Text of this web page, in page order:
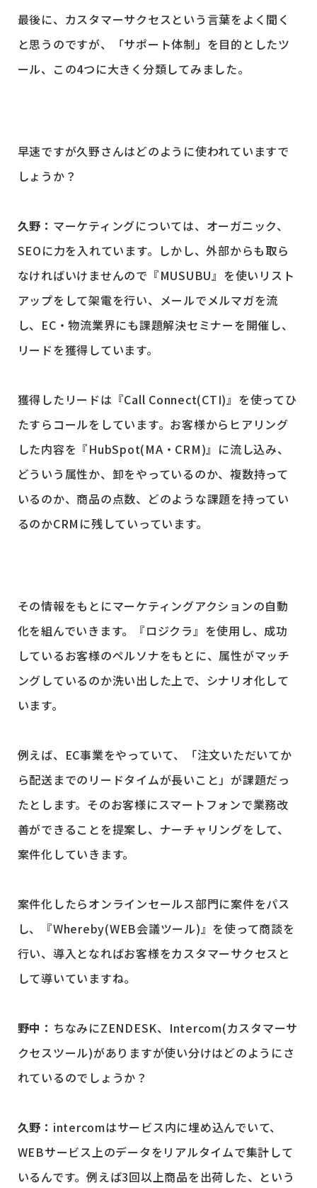
最後に、カスタマーサクセスという言葉をよく聞く
と思うのですが、「サポート体制」を目的としたツ
ール、この4つに大きく分類してみました。
早速ですが久野さんはどのように使われていますで
しょうか？
久野： マーケティングについては、オーガニック、
SEOに力を入れています。しかし、外部からも取ら
なければいけませんので『MUSUBU』を使いリスト
アップをして架電を行い、メールでメルマガを流
し、EC・物流業界にも課題解決セミナーを開催し、
リードを獲得しています。
獲得したリードは『Call Connect(CTI)』を使ってひ
たすらコールをしています。お客様からヒアリング
した内容を『HubSpot(MA・CRM)』に流し込み、
どういう属性か、卸をやっているのか、複数持って
いるのか、商品の点数、どのような課題を持ってい
るのかCRMに残していっています。
その情報をもとにマーケティングアクションの自動
化を組んでいきます。『ロジクラ』を使用し、成功
しているお客様のペルソナをもとに、属性がマッチ
ングしているのか洗い出した上で、シナリオ化して
います。
例えば、EC事業をやっていて、「注文いただいてか
ら配送までのリードタイムが長いこと」が課題だっ
たとします。そのお客様にスマートフォンで業務改
善ができることを提案し、ナーチャリングをして、
案件化していきます。
案件化したらオンラインセールス部門に案件をパス
し、『Whereby(WEB会議ツール)』を使って商談を
行い、導入となればお客様をカスタマーサクセスと
して導いていますね。
野中： ちなみにZENDESK、Intercom(カスタマーサ
クセスツール)がありますが使い分けはどのようにさ
れているのでしょうか？
久野： intercomはサービス内に埋め込んでいて、
WEBサービス上のデータをリアルタイムで集計して
いるんです。例えば3回以上商品を出荷した、という